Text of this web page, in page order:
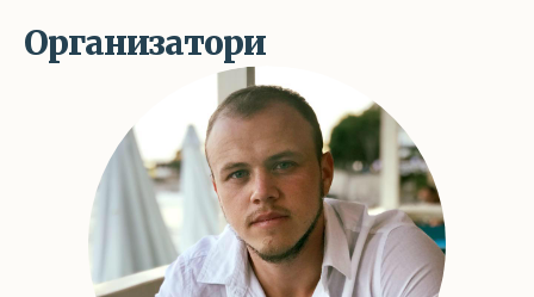
Организатори